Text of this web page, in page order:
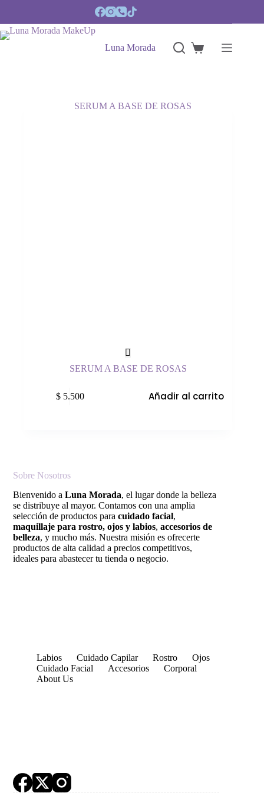
contenido
Luna Morada
Carro
SERUM A BASE DE ROSAS
$5.500 Añadir al carrito
Sobre Nosotros
Bienvenido aLuna Morada, el lugar donde la belleza
se distribuye al mayor. Contamos con una amplia
selección de productos paracuidado facial,
maquillaje para rostro, ojos y labios,accesorios de
belleza, y mucho más. Nuestra misión es ofrecerte
productos de alta calidad a precios competitivos,
ideales para abastecer tu tienda o negocio.
Labios Cuidado Capilar Rostro
Ojos
Cuidado Facial
Accesorios
Corporal
About Us